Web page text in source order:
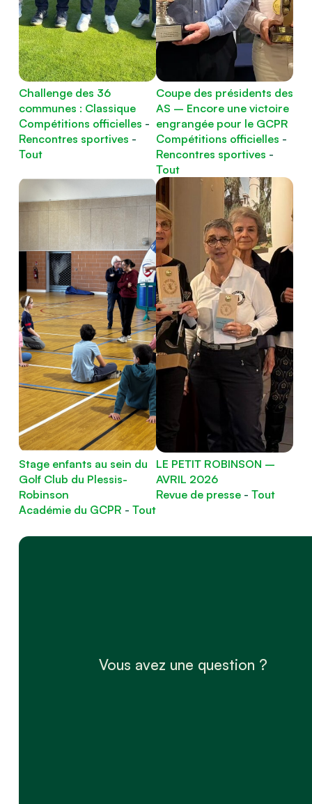
Challenge des 36
communes : Classique
Compétitions officielles -
Rencontres sportives -
Tout
Coupe des présidents des
AS – Encore une victoire
engrangée pour le GCPR
Compétitions officielles -
Rencontres sportives -
Tout
Stage enfants au sein du
Golf Club du Plessis-
Robinson
Académie du GCPR - Tout
LE PETIT ROBINSON –
AVRIL 2026
Revue de presse - Tout
Vous avez une question ?